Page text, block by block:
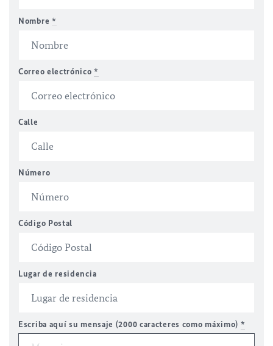
Nombre *
Correo electrónico*
Calle
Número
Código Postal
Lugar de residencia
Escriba aquí su mensaje (2000 caracteres como máximo) *